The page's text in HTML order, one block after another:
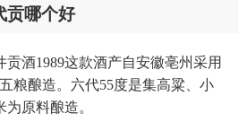
贡哪个好
贡酒1989这款酒产自安徽亳州采用
粮酿造。六代55度是集高粱、小
原料酿造。